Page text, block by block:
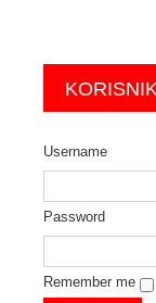
Username
Password
Remember me